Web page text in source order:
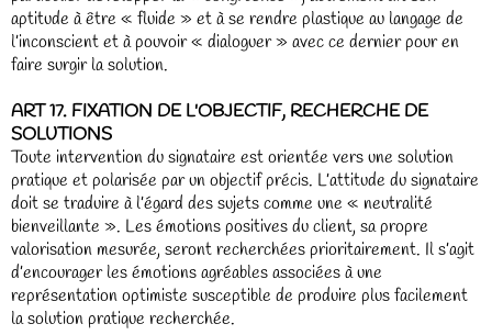
aptitude à être « fluide » et à se rendre plastique au langage de
l’inconscient et à pouvoir « dialoguer » avec ce dernier pour en
faire surgir la solution.
ART 17. FIXATION DE L'OBJECTIF, RECHERCHE DE
SOLUTIONS
Toute intervention du signataire est orientée vers une solution
pratique et polarisée par un objectif précis. L’attitude du signataire
doit se traduire à l’égard des sujets comme une « neutralité
bienveillante ». Les émotions positives du client, sa propre
valorisation mesurée, seront recherchées prioritairement. Il s’agit
d’encourager les émotions agréables associées à une
représentation optimiste susceptible de produire plus facilement
la solution pratique recherchée.